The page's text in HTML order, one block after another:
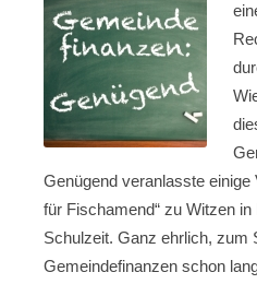
Genügend veranlasste einige
für Fischamend“ zu Witzen
Schulzeit. Ganz ehrlich, zum
Gemeindefinanzen schon